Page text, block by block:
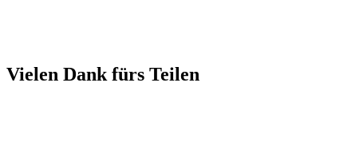
Vielen Dank fürs Teilen